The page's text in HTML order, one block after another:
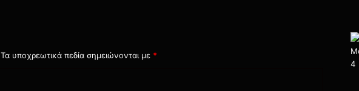
Τα υποχρεωτικά πεδία σημειώνονται με *